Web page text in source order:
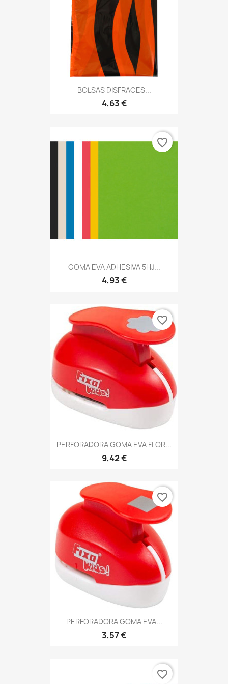
BOLSAS DISFRACES...
4,63 €
GOMA EVA ADHESIVA 5HJ...
4,93 €
favorite_border
PERFORADORA GOMA EVA FLOR...
9,42 €
favorite_border
PERFORADORA GOMA EVA...
3,57 €
favorite_border
favorite_border